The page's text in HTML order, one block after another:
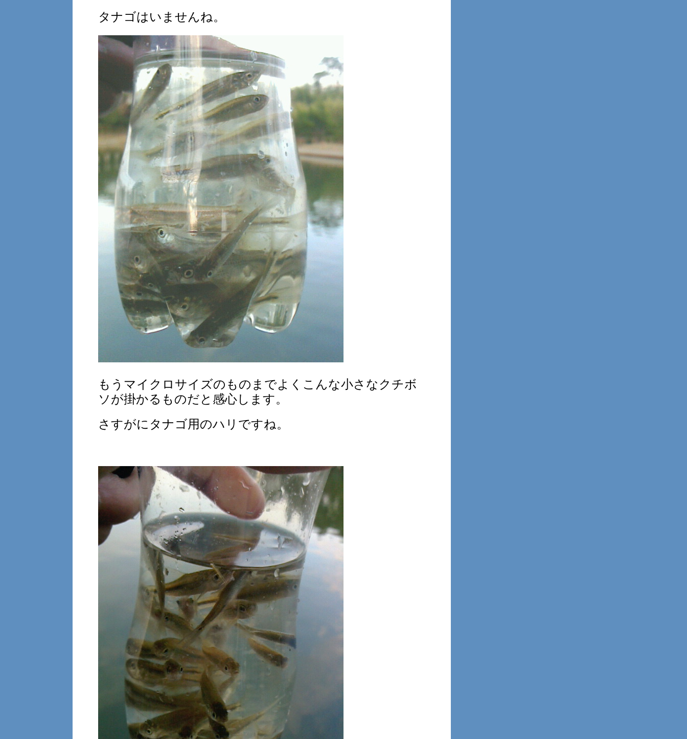
タナゴはいませんね。
もうマイクロサイズのものまでよくこんな小さなクチボ
ソが掛かるものだと感心します。
さすがにタナゴ用のハリですね。